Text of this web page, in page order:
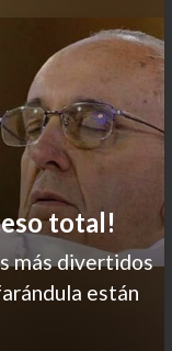
total!
más divertidos
están